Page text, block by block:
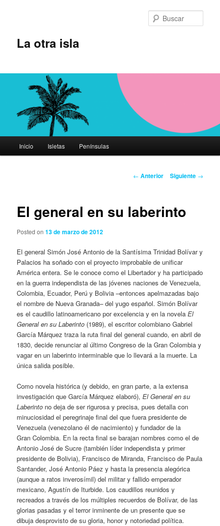
La otra isla
Inicio Isletas Penínsulas
Navegación
← Anterior Siguiente →
El general en su laberinto
Posted on13 de marzo de 2012
El general Simón José Antonio de la Santísima Trinidad Bolívar y
Palacios ha soñado con el proyecto improbable de unificar
América entera. Se le conoce como el Libertador y ha participado
en la guerra independista de las jóvenes naciones de Venezuela,
Colombia, Ecuador, Perú y Bolivia –entonces apelmazadas bajo
el nombre de Nueva Granada– del yugo español. Simón Bolívar
es el caudillo latinoamericano por excelencia y en la novelaEl
General en su Laberinto (1989), el escritor colombiano Gabriel
García Márquez traza la ruta final del general cuando, en abril de
1830, decide renunciar al último Congreso de la Gran Colombia y
vagar en un laberinto interminable que lo llevará a la muerte. La
única salida posible.
Como novela histórica (y debido, en gran parte, a la extensa
investigación que García Márquez elaboró),El General en su
Laberinto no deja de ser rigurosa y precisa, pues detalla con
minuciosidad el peregrinaje final del que fuera presidente de
Venezuela (venezolano él de nacimiento) y fundador de la
Gran Colombia. En la recta final se barajan nombres como el de
Antonio José de Sucre (también líder independista y primer
presidente de Bolivia), Francisco de Miranda, Francisco de Paula
Santander, José Antonio Páez y hasta la presencia alegórica
(aunque a ratos inverosímil) del militar y fallido emperador
mexicano, Agustín de Iturbide. Los caudillos reunidos y
recreados a través de los múltiples recuerdos de Bolívar, de las
glorias pasadas y el terror inminente de un presente que se
dibuja desprovisto de su gloria, honor y notoriedad política.